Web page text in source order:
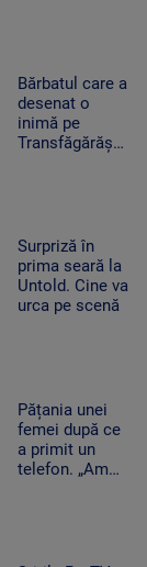
cauza
blocajului de la
ANCPI
Bărbatul care a
desenat o
inimă pe
Transfăgărășan
singurul”
Surpriză în
prima seară la
Untold. Cine va
urca pe scenă
Pățania unei
femei după ce
a primit un
telefon. „Am